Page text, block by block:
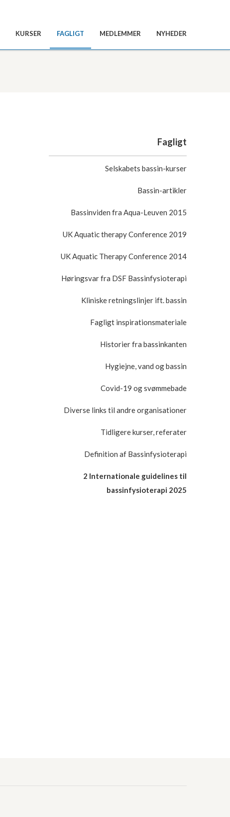
KURSER FAGLIGT MEDLEMMER NYHEDER
Fagligt
Selskabets bassin-kurser
Bassin-artikler
Bassinviden fra Aqua-Leuven 2015
UK Aquatic therapy Conference 2019
UK Aquatic Therapy Conference 2014
Høringsvar fra DSF Bassinfysioterapi
Kliniske retningslinjer ift. bassin
Fagligt inspirationsmateriale
Historier fra bassinkanten
Hygiejne, vand og bassin
Covid-19 og svømmebade
Diverse links til andre organisationer
Tidligere kurser, referater
Definition af Bassinfysioterapi
2 Internationale guidelines til
bassinfysioterapi 2025